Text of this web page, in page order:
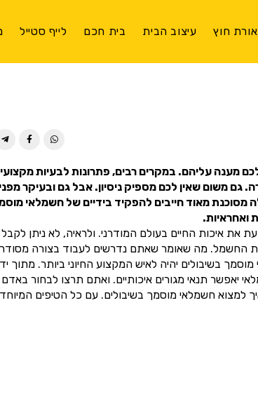
חוץ עיצוב הבית בית חכם לייף סטייל
מענה עליהם. במקרים רבים, פתרונות לבעיות
משום שאין לכם מספיק ניסיון. אבל גם ובעיקר
מסוכנת מאוד חייבים להפקיד בידיים של חשמלאי
ואחראיות.
איכות החיים בעולם המודרני. ולראיה, לא ניתן לקבל
החשמל. מה שאומר שאתם נדרשים לעבוד בצורה
בשיבולים יהיה לאיש המקצוע החיוני ביותר. מתוך
תנאי מגורים איכותיים. ואתם תרצו לבחור באדם
חשמלאי מוסמך בשיבולים. עם כל הטיפים